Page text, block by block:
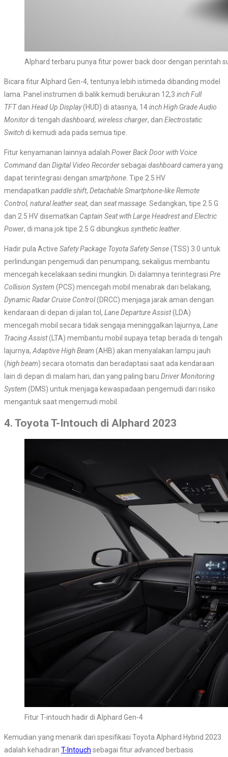
Alphard terbaru punya fitur power back door dengan perintah
Bicara fitur Alphard Gen-4, tentunya lebih istimeda dibanding model
lama. Panel instrumen di balik kemudi berukuran 12,3 inch Full
TFTdan Head Up Display(HUD) di atasnya, 14inch High Grade Audio
Monitor di tengah dashboard, wireless charger, dan Electrostatic
Switch di kemudi ada pada semua tipe.
Fitur kenyamanan lainnya adalah Power Back Door with Voice
Command dan Digital Video Recordersebagai dashboard camerayang
dapat terintegrasi dengan smartphone . Tipe 2.5 HV
mendapatkan paddle shift, Detachable Smartphone-like Remote
Control, natural leather seat, dan seat massage . Sedangkan, tipe 2.5 G
dan 2.5 HV disematkan Captain Seat with Large Headrest and Electric
Power, di mana jok tipe 2.5 G dibungkus synthetic leather
Hadir pula Active Safety Package Toyota Safety Sense(TSS) 3.0 untuk
perlindungan pengemudi dan penumpang, sekaligus membantu
mencegah kecelakaan sedini mungkin. Di dalamnya terintegrasi Pre
Collision System (PCS) mencegah mobil menabrak dari belakang,
Dynamic Radar Cruise Control(DRCC) menjaga jarak aman dengan
kendaraan di depan di jalan tol, Lane Departure Assist(LDA)
mencegah mobil secara tidak sengaja meninggalkan lajurnya, Lane
Tracing Assist(LTA) membantu mobil supaya tetap berada di tengah
lajurnya, Adaptive High Beam (AHB) akan menyalakan lampu jauh
(high beam) secara otomatis dan beradaptasi saat ada kendaraan
lain di depan di malam hari, dan yang paling baru Driver Monitoring
System (DMS) untuk menjaga kewaspadaan pengemudi dari risiko
mengantuk saat mengemudi mobil.
4. Toyota T-Intouch di Alphard 2023
Fitur T-intouch hadir di Alphard Gen-4
Kemudian yang menarik dari spesifikasi Toyota Alphard Hybrid 2023
adalah kehadiran T-Intouch sebagai fituradvanced berbasis